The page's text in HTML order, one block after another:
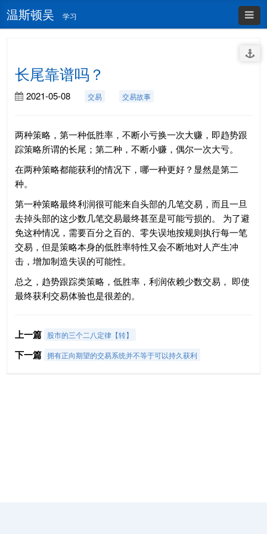
温斯顿吴 学习
长尾靠谱吗？
2021-05-08 交易 交易故事
两种策略，第一种低胜率，不断小亏换一次大赚，即趋势跟
踪策略所谓的长尾；第二种，不断小赚，偶尔一次大亏。
在两种策略都能获利的情况下，哪一种更好？显然是第二
种。
第一种策略最终利润很可能来自头部的几笔交易，而且一旦
去掉头部的这少数几笔交易最终甚至是可能亏损的。 为了避
免这种情况，需要百分之百的、零失误地按规则执行每一笔
交易，但是策略本身的低胜率特性又会不断地对人产生冲
击，增加制造失误的可能性。
总之，趋势跟踪类策略，低胜率，利润依赖少数交易， 即使
最终获利交易体验也是很差的。
上一篇 股市的三个二八定律【转】
下一篇 拥有正向期望的交易系统并不等于可以持久获利